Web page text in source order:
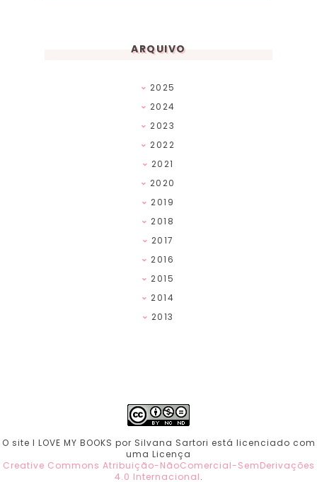
ARQUIVO
2025
2024
2023
2022
2021
2020
2019
2018
2017
2016
2015
2014
2013
O site I LOVE MY BOOKS por Silvana Sartori está licenciado com
uma Licença
Creative Commons Atribuição-NãoComercial-SemDerivações
4.0 Internacional.